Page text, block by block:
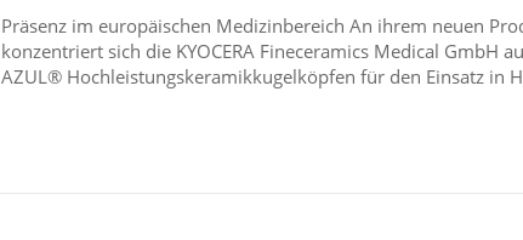
Präsenz im europäischen Medizinbereich An ihrem neuen
konzentriert sich die KYOCERA Fineceramics Medical GmbH
AZUL® Hochleistungskeramikkugelköpfen für den Einsatz in